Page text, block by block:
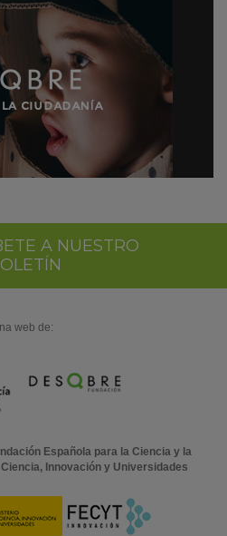
A NUESTRO
web de:
Española para la Ciencia y la
Innovación y Universidades